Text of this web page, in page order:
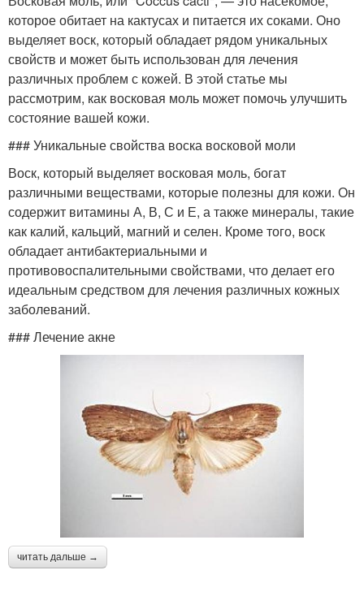
Моли в качестве Моли при аллергии
Моли при
заболеваниях
Моли для защиты Моли перед обработкой
Моль в лечении
которое обитает на кактусах и питается их соками. Оно
выделяет воск, который обладает рядом уникальных
свойств и может быть использован для лечения
различных проблем с кожей. В этой статье мы
рассмотрим, как восковая моль может помочь улучшить
состояние вашей кожи.
### Уникальные свойства воска восковой моли
Воск, который выделяет восковая моль, богат
различными веществами, которые полезны для кожи. Он
содержит витамины А, В, С и Е, а также минералы, такие
как калий, кальций, магний и селен. Кроме того, воск
обладает антибактериальными и
противовоспалительными свойствами, что делает его
идеальным средством для лечения различных кожных
заболеваний.
### Лечение акне
читать дальше →